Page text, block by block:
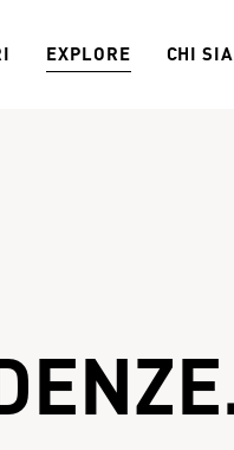
EXPLORE CHI